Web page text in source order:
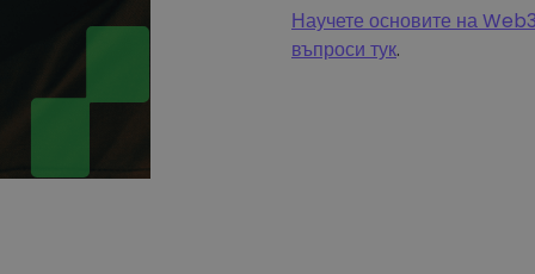
Научете основите на
въпроси тук.